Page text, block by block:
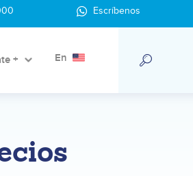
Escríbenos
+ En